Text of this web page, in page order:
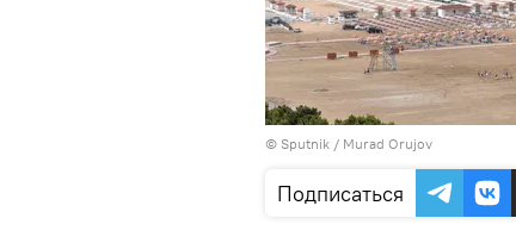
© Sputnik / Murad Orujov
Подписаться